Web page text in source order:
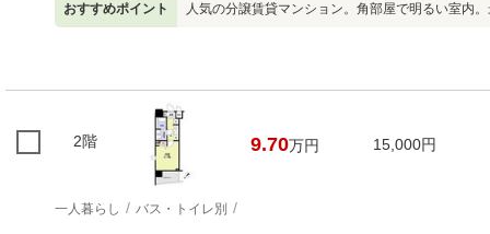
おすすめポイント 人気の分譲賃貸マンション。角部屋で明るい室内
2階 9.70万円 15,000円
一人暮らし バス・トイレ別